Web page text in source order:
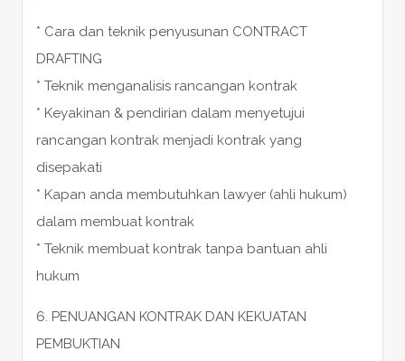
* Cara dan teknik penyusunan CONTRACT
DRAFTING
* Teknik menganalisis rancangan kontrak
* Keyakinan & pendirian dalam menyetujui
rancangan kontrak menjadi kontrak yang
disepakati
* Kapan anda membutuhkan lawyer (ahli hukum)
dalam membuat kontrak
* Teknik membuat kontrak tanpa bantuan ahli
hukum
6. PENUANGAN KONTRAK DAN KEKUATAN
PEMBUKTIAN